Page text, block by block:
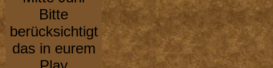
Bitte
berücksichtigt
das in eurem